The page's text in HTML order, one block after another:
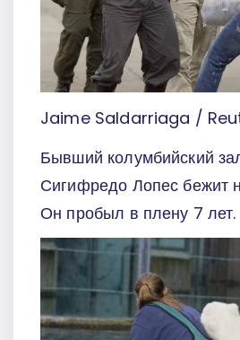
Jaime Saldarriaga /
Бывший колумбийский
Сигифредо Лопес бежит
Он пробыл в плену 7 лет.